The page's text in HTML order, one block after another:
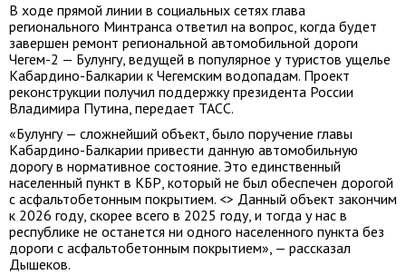
В ходе прямой линии в социальных сетях глава
регионального Минтранса ответил на вопрос, когда будет
завершен ремонт региональной автомобильной дороги
Чегем-2 — Булунгу, ведущей в популярное у туристов ущелье
Кабардино-Балкарии к Чегемским водопадам. Проект
реконструкции получил поддержку президента России
Владимира Путина, передает ТАСС.
«Булунгу — сложнейший объект, было поручение главы
Кабардино-Балкарии привести данную автомобильную
дорогу в нормативное состояние. Это единственный
населенный пункт в КБР, который не был обеспечен дорогой
с асфальтобетонным покрытием. <> Данный объект закончим
к 2026 году, скорее всего в 2025 году, и тогда у нас в
республике не останется ни одного населенного пункта без
дороги с асфальтобетонным покрытием», — рассказал
Дышеков.